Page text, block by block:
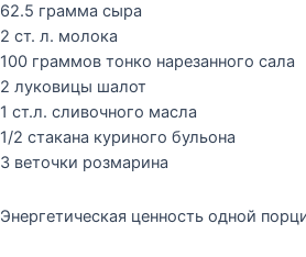
62.5 грамма сыра
2 ст. л. молока
100 граммов тонко нарезанного сала
2 луковицы шалот
1 ст.л. сливочного масла
1/2 стакана куриного бульона
3 веточки розмарина
Энергетическая ценность одной